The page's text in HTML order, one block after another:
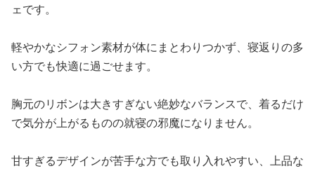
ェです。
軽やかなシフォン素材が体にまとわりつかず、寝返りの多
い方でも快適に過ごせます。
胸元のリボンは大きすぎない絶妙なバランスで、着るだけ
で気分が上がるものの就寝の邪魔になりません。
甘すぎるデザインが苦手な方でも取り入れやすい、上品な